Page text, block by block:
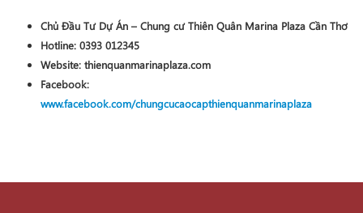
Chủ Đầu Tư Dự Án – Chung cư Thiên Quân Marina Plaza Cần Thơ
Hotline: 0393 012345
Website: thienquanmarinaplaza.com
Facebook:
www.facebook.com/chungcucaocapthienquanmarinaplaza